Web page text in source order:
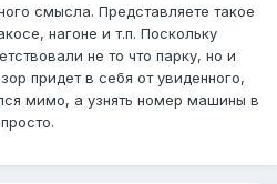
смысла. Представляете такое
нагоне и т.п. Поскольку
не то что парку, но и
придет в себя от увиденного,
мимо, а узнять номер машины в